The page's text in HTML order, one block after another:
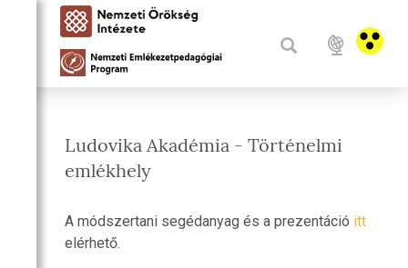
Ludovika Akadémia - Történelmi
emlékhely
A módszertani segédanyag és a prezentáció itt
elérhető.